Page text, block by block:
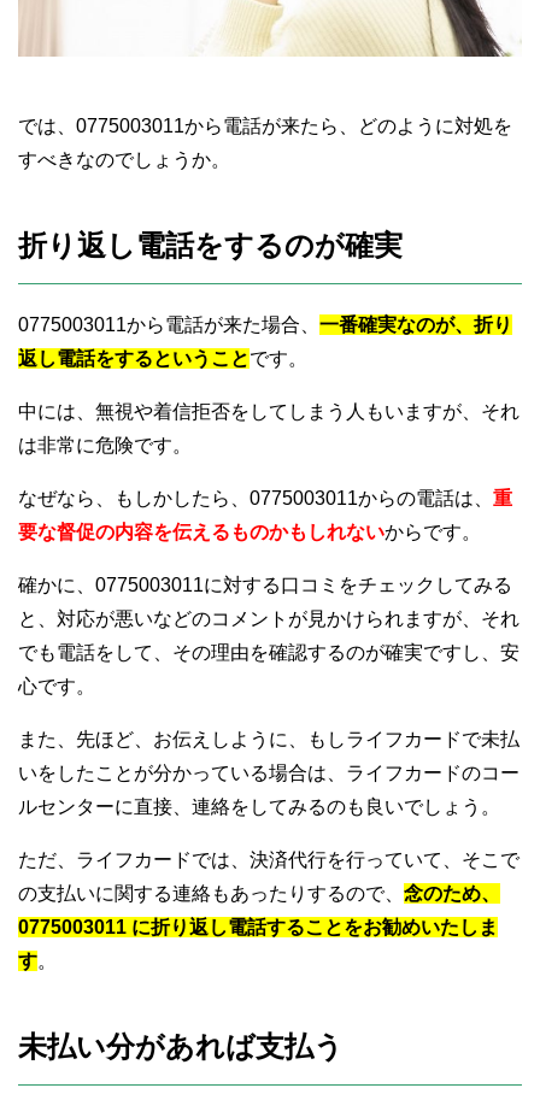
では、0775003011から電話が来たら、どのように対処を
すべきなのでしょうか。
折り返し電話をするのが確実
0775003011から電話が来た場合、 一番確実なのが、折り
返し電話をするということです。
中には、無視や着信拒否をしてしまう人もいますが、それ
は非常に危険です。
なぜなら、もしかしたら、0775003011からの電話は、 重
要な督促の内容を伝えるものかもしれないからです。
確かに、0775003011に対する口コミをチェックしてみる
と、対応が悪いなどのコメントが見かけられますが、それ
でも電話をして、その理由を確認するのが確実ですし、安
心です。
また、先ほど、お伝えしように、もしライフカードで未払
いをしたことが分かっている場合は、ライフカードのコー
ルセンターに直接、連絡をしてみるのも良いでしょう。
ただ、ライフカードでは、決済代行を行っていて、そこで
の支払いに関する連絡もあったりするので、 念のため、
0775003011 に折り返し電話することをお勧めいたしま
す。
未払い分があれば支払う